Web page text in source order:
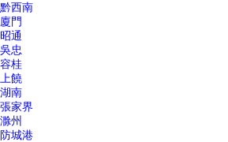
黔西南
廈門
昭通
吳忠
容桂
上饒
湖南
張家界
滁州
防城港